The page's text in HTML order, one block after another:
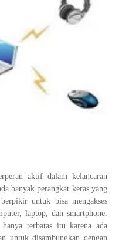
aktif dalam kelancaran
banyak perangkat keras yang
untuk bisa mengakses
laptop, dan smartphone.
terbatas itu karena ada
untuk disambungkan dengan